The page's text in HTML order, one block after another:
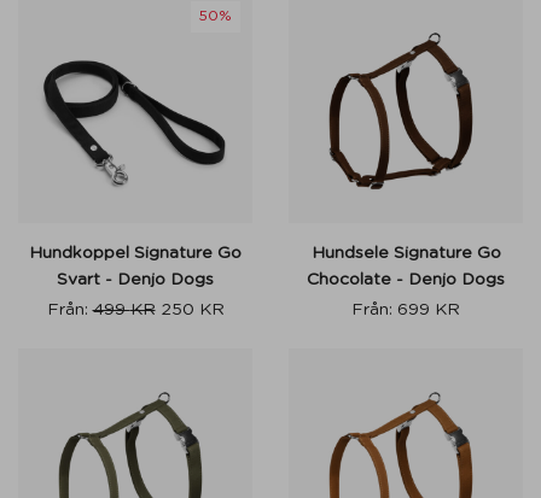
Hundkoppel Signature Go
Svart - Denjo Dogs
Från:499KR 250 KR
50%
Hundsele Signature Go
Chocolate - Denjo Dogs
Från: 699 KR